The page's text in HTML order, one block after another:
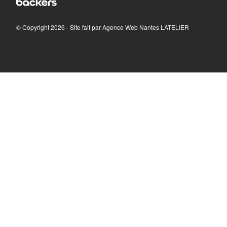
© Copyright 2026 - Site fait parAgence Web Nantes LATELIER